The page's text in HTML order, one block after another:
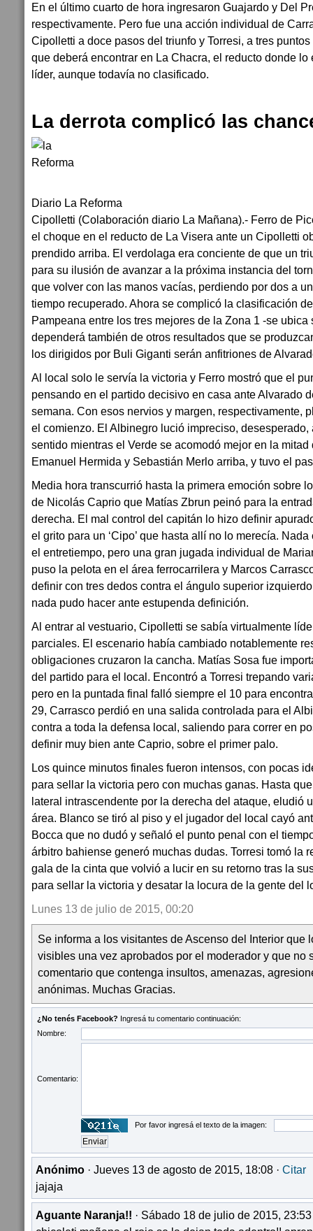
En el último cuarto de hora ingresaron Guajardo y Del
respectivamente. Pero fue una acción individual de
Cipolletti a doce pasos del triunfo y Torresi, a tres
que deberá encontrar en La Chacra, el reducto donde
líder, aunque todavía no clasificado.
La derrota complicó las
Diario La Reforma
Cipolletti (Colaboración diario La Mañana).- Ferro de
el choque en el reducto de La Visera ante un Cipolletti
prendido arriba. El verdolaga era conciente de que un
para su ilusión de avanzar a la próxima instancia del
que volver con las manos vacías, perdiendo por dos a
tiempo recuperado. Ahora se complicó la clasificación
Pampeana entre los tres mejores de la Zona 1 -se ubica
dependerá también de otros resultados que se
los dirigidos por Buli Giganti serán anfitriones de
Al local solo le servía la victoria y Ferro mostró que el
pensando en el partido decisivo en casa ante Alvarado
semana. Con esos nervios y margen, respectivamente,
el comienzo. El Albinegro lució impreciso,
sentido mientras el Verde se acomodó mejor en la
Emanuel Hermida y Sebastián Merlo arriba, y tuvo el
Media hora transcurrió hasta la primera emoción sobre
de Nicolás Caprio que Matías Zbrun peinó para la
derecha. El mal control del capitán lo hizo definir
el grito para un ‘Cipo’ que hasta allí no lo merecía.
el entretiempo, pero una gran jugada individual de
puso la pelota en el área ferrocarrilera y Marcos
definir con tres dedos contra el ángulo superior
nada pudo hacer ante estupenda definición.
Al entrar al vestuario, Cipolletti se sabía virtualmente
parciales. El escenario había cambiado notablemente
obligaciones cruzaron la cancha. Matías Sosa fue
del partido para el local. Encontró a Torresi trepando
pero en la puntada final falló siempre el 10 para
29, Carrasco perdió en una salida controlada para el
contra a toda la defensa local, saliendo para correr en
definir muy bien ante Caprio, sobre el primer palo.
Los quince minutos finales fueron intensos, con pocas
para sellar la victoria pero con muchas ganas. Hasta
lateral intrascendente por la derecha del ataque, eludió
área. Blanco se tiró al piso y el jugador del local cayó
Bocca que no dudó y señaló el punto penal con el
árbitro bahiense generó muchas dudas. Torresi tomó la
gala de la cinta que volvió a lucir en su retorno tras la
para sellar la victoria y desatar la locura de la gente del
Lunes 13 de julio de 2015, 00:20
Se informa a los visitantes de Ascenso del Interior que
visibles una vez aprobados por el moderador y que no
comentario que contenga insultos, amenazas,
anónimas. Muchas Gracias.
¿No tenés Facebook? Ingresá tu comentario continuación:
Nombre:
Comentario:
Por favor ingresá el texto de la imagen:
Anónimo · Jueves 13 de agosto de 2015, 18:08 · Citar
jajaja
Aguante Naranja!! · Sábado 18 de julio de 2015,